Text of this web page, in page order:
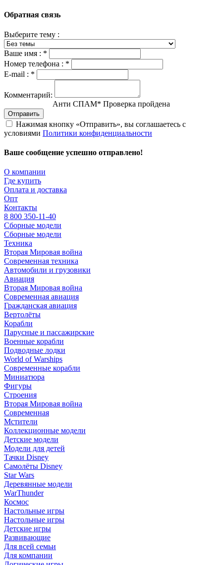
Обратная связь
Выберите тему :
Ваше имя : *
Номер телефона : *
E-mail : *
Комментарий:
Анти СПАМ* Проверка пройдена
Отправить
Нажимая кнопку «Отправить», вы соглашаетесь с
условиями Политики конфиденциальности
Ваше сообщение успешно отправлено!
О компании
Где купить
Оплата и доставка
Опт
Контакты
8 800 350-11-40
Сборные модели
Сборные модели
Техника
Вторая Мировая война
Современная техника
Автомобили и грузовики
Авиация
Вторая Мировая война
Современная авиация
Гражданская авиация
Вертолёты
Корабли
Парусные и пассажирские
Военные корабли
Подводные лодки
World of Warships
Современные корабли
Миниатюра
Фигуры
Строения
Вторая Мировая война
Современная
Мстители
Коллекционные модели
Детские модели
Модели для детей
Тачки Disney
Самолёты Disney
Star Wars
Деревянные модели
WarThunder
Космос
Настольные игры
Настольные игры
Детские игры
Развивающие
Для всей семьи
Для компании